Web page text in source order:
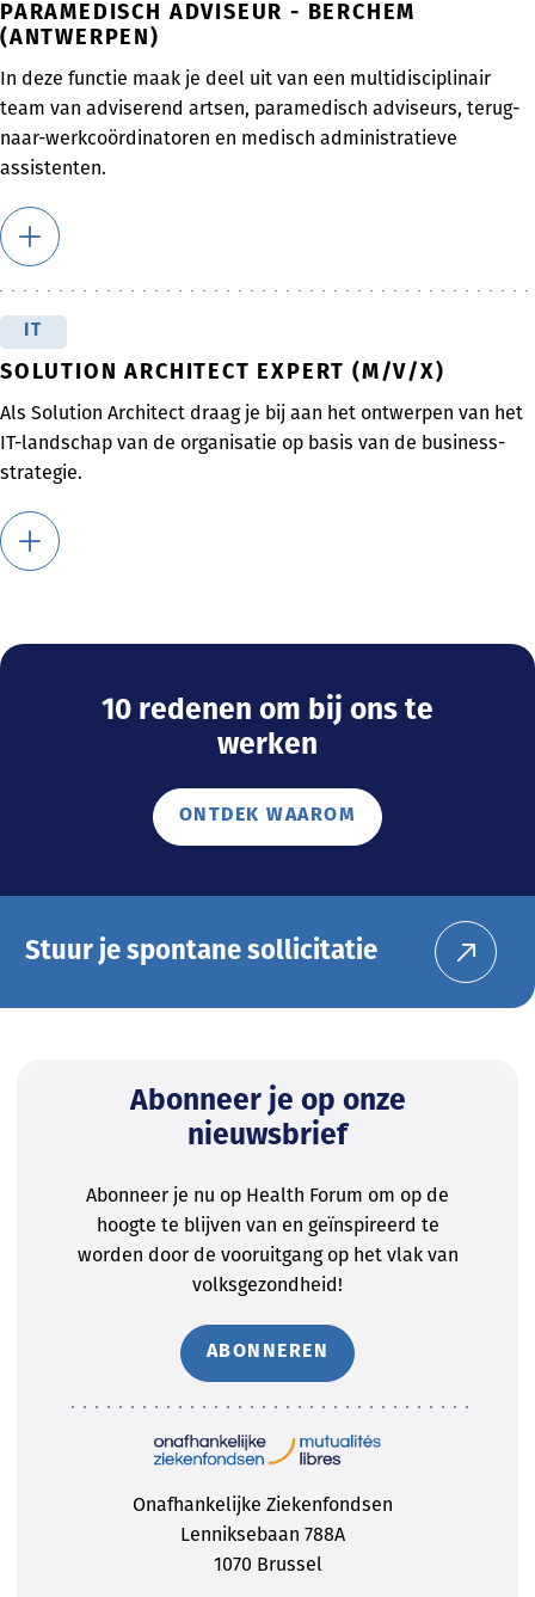
PARAMEDISCH ADVISEUR - BERCHEM
(ANTWERPEN)
In deze functie maak je deel uit van een multidisciplinair
team van adviserend artsen, paramedisch adviseurs, terug-
naar-werkcoördinatoren en medisch administratieve
assistenten.
SOLUTION ARCHITECT EXPERT (M/V/X)
Als Solution Architect draag je bij aan het ontwerpen van het
IT-landschap van de organisatie op basis van de business-
strategie.
10 redenen om bij ons te
werken
ONTDEK WAAROM
Stuur je spontane sollicitatie
Abonneer je op onze
nieuwsbrief
Abonneer je nu op Health Forum om op de
hoogte te blijven van en geïnspireerd te
worden door de vooruitgang op het vlak van
volksgezondheid!
ABONNEREN
Onafhankelijke Ziekenfondsen
Lenniksebaan 788A
1070 Brussel